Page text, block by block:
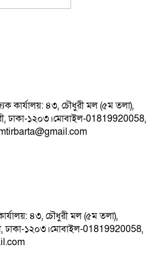
কার্যালয়: ৪৩, চৌধুরী মল (৫ম তলা),
ঢাকা-১২০৩।মোবাইল-01819920058,
৪৩, চৌধুরী মল (৫ম তলা),
ঢাকা-১২০৩।মোবাইল-01819920058,